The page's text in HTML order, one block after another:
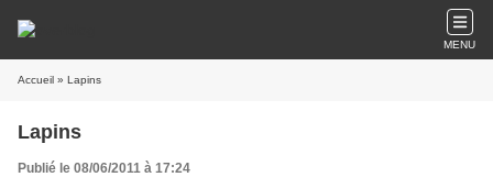
MENU
Accueil » Lapins
Lapins
Publié le 08/06/2011 à 17:24